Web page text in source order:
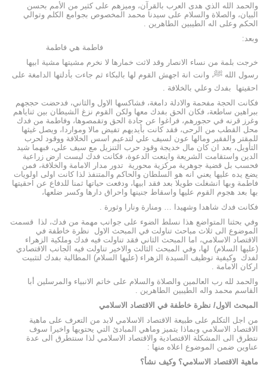
والحمد الله الذي هدى العرب بالقرآن، وميزهم على كثير من الأمم بحسن
البيان، والصلاة والسلام على سيدنا محمد المخصوص بجوامع الكلم وتوالي
الحكم وعلى اله الطيبين الطاهرين .
وبعد:
فاطمة هي فاطمة
خرجت بلمة من نساء الانصار وقد لاثت خمارها لا نخرم مشيتها مشية ابيها
رسول الله ﷺ، وانت انة اجهش القوم لها بالبكاء ثم جاءت بأدلتها الدامغة على
احقيتها بفدك وعلي بالخلافة .
فكانت الحجة مفحمة والادلة دامغة، فشاكسها الاول والثاني، فدحضت حججهم
ببراهين ساطعة، فكان الحق بفدك معها ولكن القوم نزغ الشيطان بين ثناياهم
وغرز قرنه في حجورهم، فراغوا عن جادة الحق وتقمصوها، وفاطمة من فدك
محل القطب من الرحى، فقد كانت بأيديهم تفيض مالا ومواردا، ويصل غيثها
للمقتر والفقير ومالها عون لسيف علي لتدعيم اسس الخلافة ووقود لحرب
التأويل، بعد ان كان مال خديجة وقود حرب التنزيل مع سيف علي، فبهما شيد
الدين واستقامت الشريعة واينعت الدعوة، فكانت فدك ليست ارض زراعية
فحسب بل قضية جوهرية مركزية محورية تدور مدار الامامة والخلافة، فمن
يضع يده عليها يعني انه هو السلطان والحاكم والمتنفذ لذا كانت اولى اولويات
فاطمة وبها انشغلت طويلا بعد فقد ابيها، ودفعت حياتها ثمنا للدفاع عن احقيتها
بها بعد هجوم القوم عليها واسقاط جنينها واحراق دارها وكسر ضلعها،
فكانت فدك شاهدا وشهيدا … ومنارة ونارا وثورة .
وفي بحثنا المتواضع هذا نسلط الضوء على جوانب مهمة من فدك، لذا قسمت
الموضوع الى ثلاث مباحث تناولت في المبحث الاول نظرة خاطفة في
الاقتصاد الاسلامي، اما المبحث الثاني فقد تناولت فيه فدك وملكية الزهراء
(عليها السلام) لها، وفي المبحث الثالث والاخير تناولت فيه الجانب الاقتصادي
لفدك وكيفية توظيف السيدة الزهراء (عليها السلام) المطالبة بفدك لتثبيت
اركان الامامة .
والحمد لله رب العالمين والصلاة والسلام على خاتم الانبياء والمرسلين أبا
القاسم محمد واله الطيبين الطاهرين .
لمبحث الاول/ نظرة خاطفة في الاقتصاد الاسلامي
من اجل التكلم على طبيعة الاقتصاد الاسلامي لابد من التعرف على ماهية
الاقتصاد الاسلامي وبماذا يتميز وماهي المبادئ التي يحتويها واخيرا سوف
نتطرق الى المشكلة الاقتصادية والاقتصاد الاسلامي لذا سنتطرق الى عدة
عناوين ضمن الموضوع اعلاه منها :
ماهية الاقتصاد الاسلامي؟ وكيف نشأ؟